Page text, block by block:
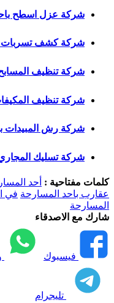
شركة عزل اسطح
شركة كشف تسربات
شركة تنظيف
شركة تنظيف
شركة رش المبيدات
شركة تسليك
كلمات مفتاحية : أحد
عقارب باحد المسارحة في
المسارحة
شارك مع الاصدقاء
فيسبوك
تليجرام